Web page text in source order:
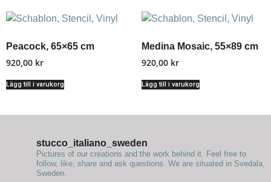
Peacock, 65×65 cm
920,00 kr
Lägg till i varukorg
Medina Mosaic, 55×89 cm
920,00 kr
Lägg till i varukorg
stucco_italiano_sweden
Pictures of our creations and the work behind it. Feel free to
follow, like, share and ask questions. We are situated in Svedala,
Sweden.